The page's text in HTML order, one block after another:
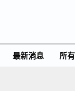
最新消息 所